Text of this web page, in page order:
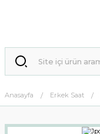
Anasayfa Erkek Saat